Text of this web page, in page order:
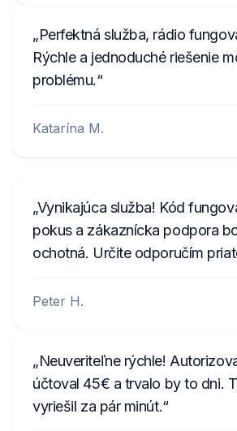
Perfektná služba, rádio
Rýchle a jednoduché riešenie
problému.
Katarína M.
Vynikajúca služba! Kód
pokus a zákaznícka podpora
ochotná. Určite odporučím
Peter H.
Neuveriteľne rýchle!
účtoval 45€ a trvalo by to dni.
vyriešil za pár minút.